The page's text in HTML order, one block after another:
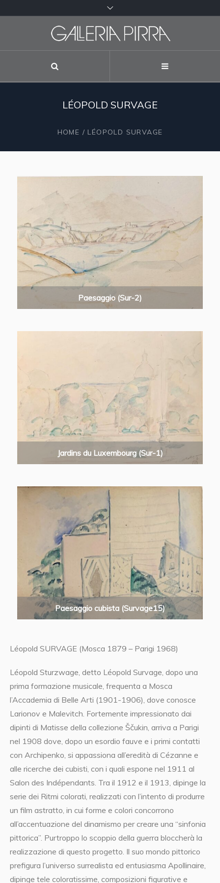
LÉOPOLD SURVAGE
HOME / LÉOPOLD SURVAGE
Paesaggio (Sur-2)
Jardins du Luxembourg (Sur-1)
Paesaggio cubista (Survage15)
Léopold SURVAGE (Mosca 1879 – Parigi 1968)
Léopold Sturzwage, detto Léopold Survage, dopo una
prima formazione musicale, frequenta a Mosca
l’Accademia di Belle Arti (1901-1906), dove conosce
Larionov e Malevitch. Fortemente impressionato dai
dipinti di Matisse della collezione Ščukin, arriva a Parigi
nel 1908 dove, dopo un esordio fauve e i primi contatti
con Archipenko, si appassiona all’eredità di Cézanne e
alle ricerche dei cubisti, con i quali espone nel 1911 al
Salon des Indépendants. Tra il 1912 e il 1913, dipinge la
serie dei Ritmi colorati, realizzati con l’intento di produrre
un film astratto, in cui forme e colori concorrono
all’accentuazione del dinamismo per creare una “sinfonia
pittorica”. Purtroppo lo scoppio della guerra bloccherà la
realizzazione di questo progetto. Il suo mondo pittorico
prefigura l’universo surrealista ed entusiasma Apollinaire,
dipinge tele coloratissime, composizioni figurative e